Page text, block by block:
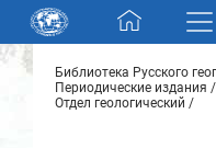
Skip navigation
Разделы и коллекции
Библиотека Русского
Периодические издания
Отдел геологический